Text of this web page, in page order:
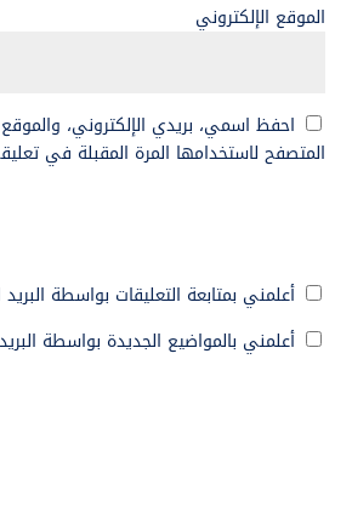
الموقع الإلكتروني
احفظ اسمي، بريدي الإلكتروني،
المتصفح لاستخدامها المرة المقبلة في
أعلمني بمتابعة التعليقات بواسطة البريد
أعلمني بالمواضيع الجديدة بواسطة